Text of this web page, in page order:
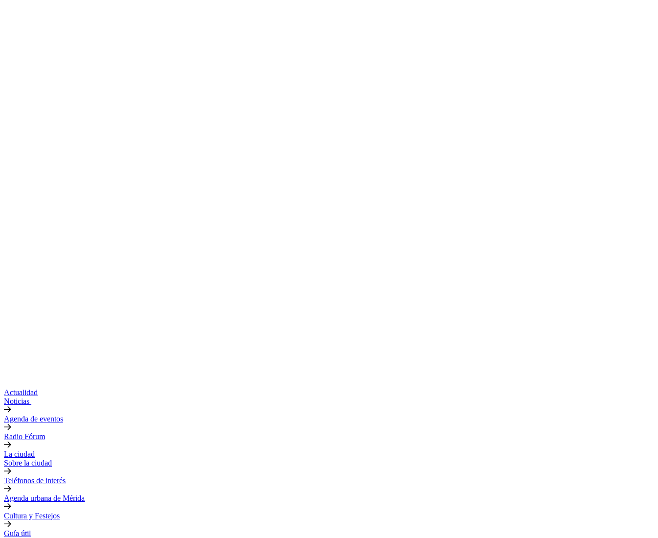
Actualidad
Noticias
Agenda de eventos
Radio Fórum
La ciudad
Sobre la ciudad
Teléfonos de interés
Agenda urbana de Mérida
Cultura y Festejos
Guía útil